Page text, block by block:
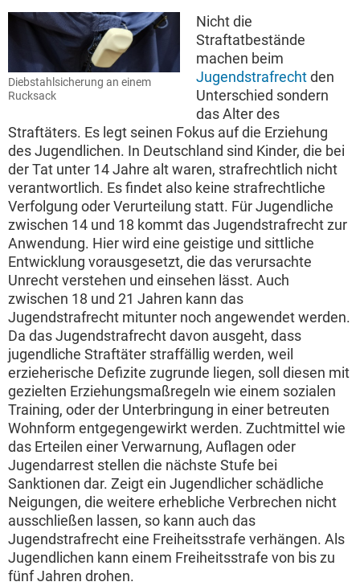
Diebstahlsicherung an einem
Rucksack
Nicht die
Straftatbestände
machen beim
Jugendstrafrechtden
Unterschied sondern
das Alter des
Straftäters. Es legt seinen Fokus auf die Erziehung
des Jugendlichen. In Deutschland sind Kinder, die bei
der Tat unter 14 Jahre alt waren, strafrechtlich nicht
verantwortlich. Es findet also keine strafrechtliche
Verfolgung oder Verurteilung statt. Für Jugendliche
zwischen 14 und 18 kommt das Jugendstrafrecht zur
Anwendung. Hier wird eine geistige und sittliche
Entwicklung vorausgesetzt, die das verursachte
Unrecht verstehen und einsehen lässt. Auch
zwischen 18 und 21 Jahren kann das
Jugendstrafrecht mitunter noch angewendet werden.
Da das Jugendstrafrecht davon ausgeht, dass
jugendliche Straftäter straffällig werden, weil
erzieherische Defizite zugrunde liegen, soll diesen mit
gezielten Erziehungsmaßregeln wie einem sozialen
Training, oder der Unterbringung in einer betreuten
Wohnform entgegengewirkt werden. Zuchtmittel wie
das Erteilen einer Verwarnung, Auflagen oder
Jugendarrest stellen die nächste Stufe bei
Sanktionen dar. Zeigt ein Jugendlicher schädliche
Neigungen, die weitere erhebliche Verbrechen nicht
ausschließen lassen, so kann auch das
Jugendstrafrecht eine Freiheitsstrafe verhängen. Als
Jugendlichen kann einem Freiheitsstrafe von bis zu
fünf Jahren drohen.